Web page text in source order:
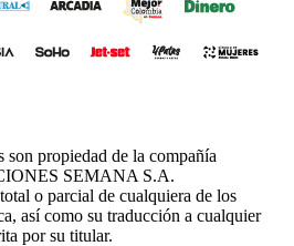
son propiedad de la compañía
SEMANA S.A.
o parcial de cualquiera de los
así como su traducción a cualquier
por su titular.